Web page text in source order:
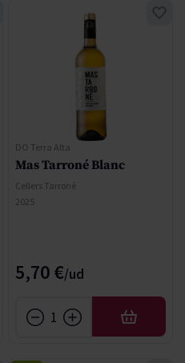
DO Terra Alta
Mas Tarroné Blanc
Cellers Tarroné
2025
5,70 €
AÑADIR